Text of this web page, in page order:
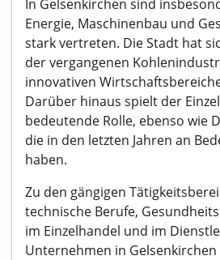
In Gelsenkirchen sind
Energie, Maschinenbau und
stark vertreten. Die Stadt hat
der vergangenen
innovativen
Darüber hinaus spielt der
bedeutende Rolle, ebenso wie
die in den letzten Jahren an
haben.
Zu den gängigen
technische Berufe,
im Einzelhandel und im
Unternehmen in